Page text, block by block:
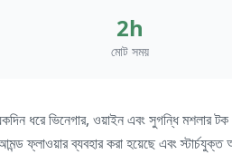
2h
মোট সময়
ধরে ভিনেগার, ওয়াইন এবং সুগন্ধি মশলার
ফ্লাওয়ার ব্যবহার করা হয়েছে এবং